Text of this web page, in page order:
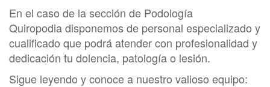
En el caso de la sección de Podología
Quiropodia disponemos de personal especializado y
cualificado que podrá atender con profesionalidad y
dedicación tu dolencia, patología o lesión.
Sigue leyendo y conoce a nuestro valioso equipo: